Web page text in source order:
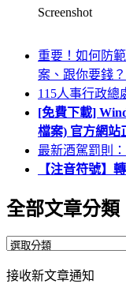
Screenshot
重要！如何防
案、跟你要錢？
115人事行政總
[免費下載]
檔案) 官方網站
最新酒駕罰則
【注音符號】
全部文章分類
全
文
接收新文章通知